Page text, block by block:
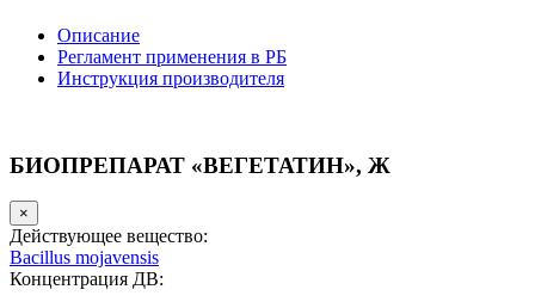
Описание
Регламент применения в РБ
Инструкция производителя
БИОПРЕПАРАТ «ВЕГЕТАТИН», Ж
×
Действующее вещество:
Bacillus mojavensis
Концентрация ДВ: